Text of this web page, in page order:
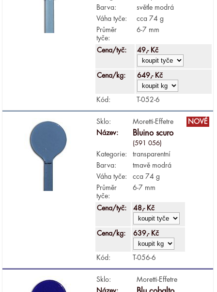
Barva:
světle modrá
Váha tyče:
cca 74 g
Průměr
tyče:
6-7 mm
Cena/tyč: 49,- Kč
Cena/kg: 649,- Kč
Kód: T-052-6
NOVÉ
Sklo:
Moretti-Effetre
Název:
Bluino scuro
(591 056)
Kategorie:
transparentní
Barva:
tmavě modrá
Váha tyče:
cca 74 g
Průměr
tyče:
6-7 mm
Cena/tyč: 48,- Kč
Cena/kg: 639,- Kč
Kód: T-056-6
Sklo:
Moretti-Effetre
Název: